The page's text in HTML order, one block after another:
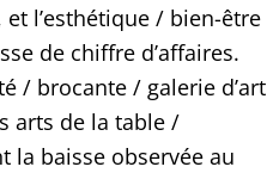
l’esthétique / bien-être
de chiffre d’affaires.
/ brocante / galerie d’art
arts de la table /
la baisse observée au